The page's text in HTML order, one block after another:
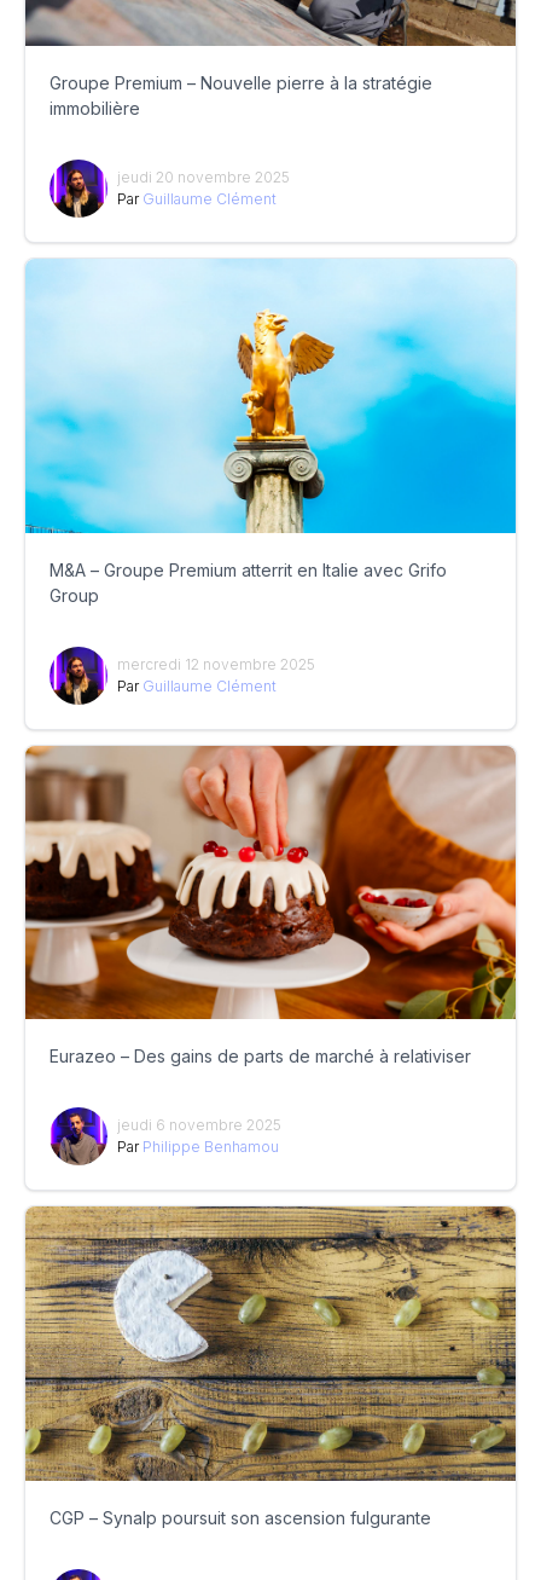
Groupe Premium – Nouvelle pierre à la stratégie
immobilière
jeudi 20 novembre 2025
Par Guillaume Clément
M&A – Groupe Premium atterrit en Italie avec Grifo
Group
mercredi 12 novembre 2025
Par Guillaume Clément
Eurazeo – Des gains de parts de marché à relativiser
jeudi 6 novembre 2025
Par Philippe Benhamou
CGP – Synalp poursuit son ascension fulgurante